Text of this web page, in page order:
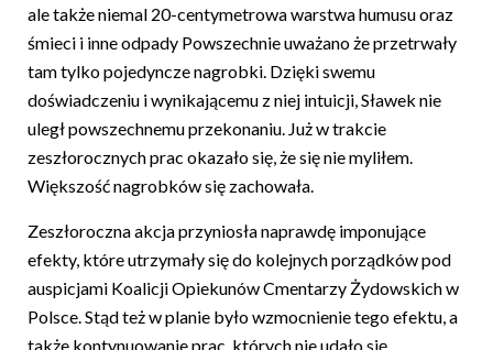
ale także niemal 20-centymetrowa warstwa humusu oraz
śmieci i inne odpady Powszechnie uważano że przetrwały
tam tylko pojedyncze nagrobki. Dzięki swemu
doświadczeniu i wynikającemu z niej intuicji, Sławek nie
uległ powszechnemu przekonaniu. Już w trakcie
zeszłorocznych prac okazało się, że się nie myliłem.
Większość nagrobków się zachowała.
Zeszłoroczna akcja przyniosła naprawdę imponujące
efekty, które utrzymały się do kolejnych porządków pod
auspicjami Koalicji Opiekunów Cmentarzy Żydowskich w
Polsce. Stąd też w planie było wzmocnienie tego efektu, a
także kontynuowanie prac, których nie udało się